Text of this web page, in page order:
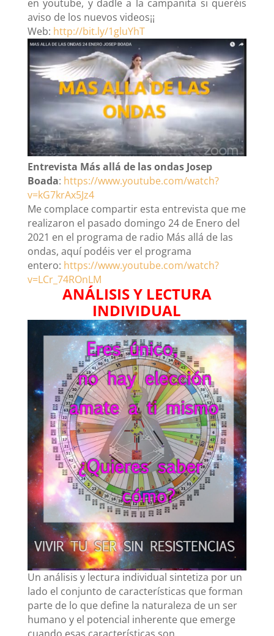
en youtube, y dadle a la campanita si queréis
aviso de los nuevos videos¡¡
Web: http://bit.ly/1gluYhT
Entrevista Más allá de las ondas Josep
Boada: https://www.youtube.com/watch?
v=kG7krAx5Jz4
Me complace compartir esta entrevista que me
realizaron el pasado domingo 24 de Enero del
2021 en el programa de radio Más allá de las
ondas, aquí podéis ver el programa
entero: https://www.youtube.com/watch?
v=LCr_74ROnLM
ANÁLISIS Y LECTURA
INDIVIDUAL
Un análisis y lectura individual sintetiza por un
lado el conjunto de características que forman
parte de lo que define la naturaleza de un ser
humano y el potencial inherente que emerge